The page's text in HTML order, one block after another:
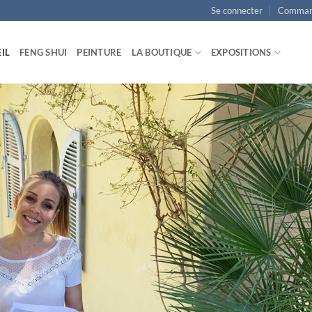
Se connecter
FENG SHUI PEINTURE LA BOUTIQUE EXPOSITIONS